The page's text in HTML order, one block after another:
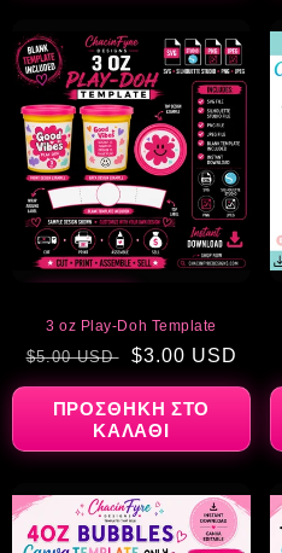
3 oz Play-Doh Template
Κανονική
τιμή
$5.00 USD
Τιμή
έκπτωσης
$3.00 USD
ΠΡΟΣΘΉΚΗ ΣΤΟ
ΚΑΛΆΘΙ